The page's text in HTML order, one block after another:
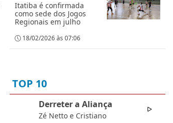
Itatiba é confirmada
como sede dos Jogos
Regionais em julho
18/02/2026 às 07:06
TOP 10
Derreter a Aliança
Zé Netto e Cristiano